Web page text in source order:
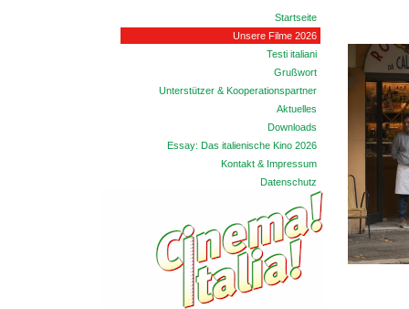
Startseite
Unsere Filme 2026
Testi italiani
Grußwort
Unterstützer & Kooperationspartner
Aktuelles
Downloads
Essay: Das italienische Kino 2026
Kontakt & Impressum
Datenschutz